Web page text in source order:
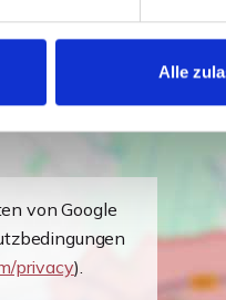
Alle
von Google
privacy).